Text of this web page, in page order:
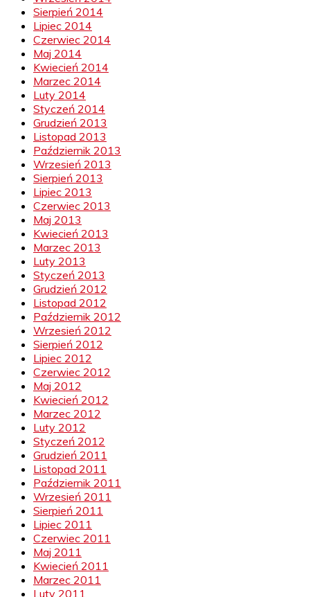
Sierpień 2014
Lipiec 2014
Czerwiec 2014
Maj 2014
Kwiecień 2014
Marzec 2014
Luty 2014
Styczeń 2014
Grudzień 2013
Listopad 2013
Październik 2013
Wrzesień 2013
Sierpień 2013
Lipiec 2013
Czerwiec 2013
Maj 2013
Kwiecień 2013
Marzec 2013
Luty 2013
Styczeń 2013
Grudzień 2012
Listopad 2012
Październik 2012
Wrzesień 2012
Sierpień 2012
Lipiec 2012
Czerwiec 2012
Maj 2012
Kwiecień 2012
Marzec 2012
Luty 2012
Styczeń 2012
Grudzień 2011
Listopad 2011
Październik 2011
Wrzesień 2011
Sierpień 2011
Lipiec 2011
Czerwiec 2011
Maj 2011
Kwiecień 2011
Marzec 2011
Luty 2011